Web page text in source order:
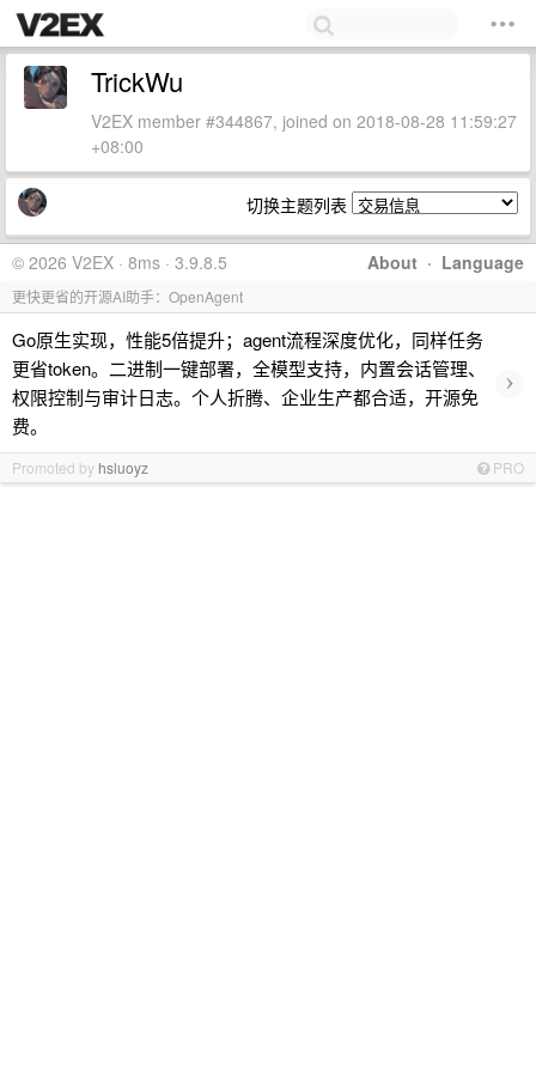
TrickWu
V2EX member #344867, joined on 2018-08-28 11:59:27
+08:00
切换主题列表
About · Language
© 2026 V2EX · 8ms · 3.9.8.5
更快更省的开源AI助手：OpenAgent
Go原生实现，性能5倍提升；agent流程深度优化，同样任务
更省token。二进制一键部署，全模型支持，内置会话管理、
权限控制与审计日志。个人折腾、企业生产都合适，开源免
费。
›
Promoted by hsluoyz PRO